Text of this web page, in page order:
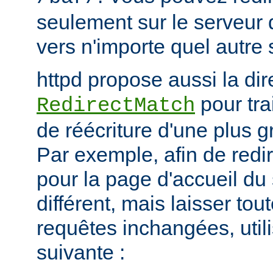
seulement sur le serveur
vers n'importe quel autre
httpd propose aussi la
RedirectMatch pour
de réécriture d'une plus
Par exemple, afin de
pour la page d'accueil
différent, mais laisser
requêtes inchangées,
suivante :